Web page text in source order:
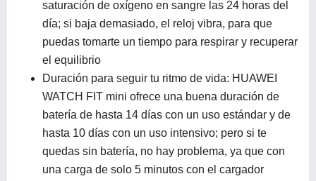
saturación de oxígeno en sangre las 24 horas del
día; si baja demasiado, el reloj vibra, para que
puedas tomarte un tiempo para respirar y recuperar
el equilibrio
Duración para seguir tu ritmo de vida: HUAWEI
WATCH FIT mini ofrece una buena duración de
batería de hasta 14 días con un uso estándar y de
hasta 10 días con un uso intensivo; pero si te
quedas sin batería, no hay problema, ya que con
una carga de solo 5 minutos con el cargador